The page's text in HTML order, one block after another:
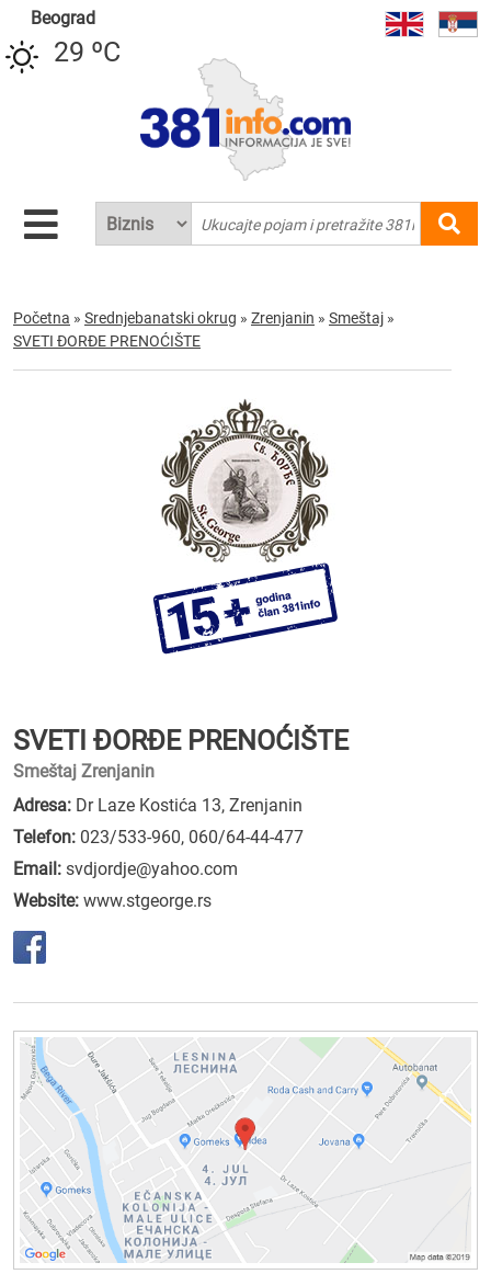
Beograd
29 ºC
Početna » Srednjebanatski okrug » Zrenjanin » Smeštaj »
SVETI ĐORĐE PRENOĆIŠTE
SVETI ĐORĐE PRENOĆIŠTE
Smeštaj Zrenjanin
Adresa: Dr Laze Kostića 13, Zrenjanin
Telefon: 023/533-960, 060/64-44-477
Email: svdjordje@yahoo.com
Website: www.stgeorge.rs